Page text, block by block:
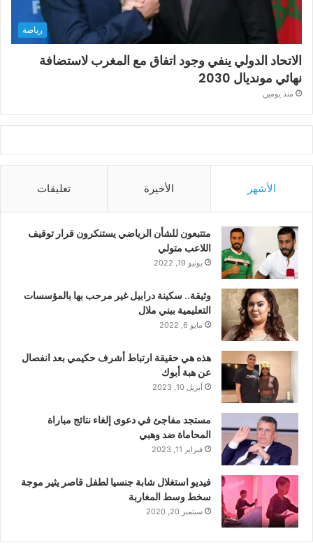
رياضة
الاتحاد الدولي ينفي وجود اتفاق مع المغرب لاستضافة
نهائي مونديال 2030
منذ يومين
الأشهر الأخيرة تعليقات
متتبعون للشأن الرياضي يستنكرون قرار توقيف
اللاعب متولي
يونيو 19, 2022
وثيقة.. سكينة درابيل غير مرحب بها بالمؤسسات
التعليمية ببني ملال
مايو 6, 2022
هذه هي حقيقة ارتباط أشرف حكيمي بعد انفصال
عن هبة أبوك
أبريل 10, 2023
مستجد مفاجئ في دعوى إلغاء نتائج مباراة
المحاماة ضد وهبي
فبراير 11, 2023
فيديو استغلال شابة جنسيا لطفل قاصر يثير موجة
سخط وسط المغاربة
سبتمبر 20, 2020